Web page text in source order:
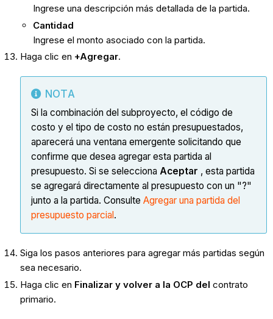
Ingrese una descripción más detallada de la partida.
Cantidad
Ingrese el monto asociado con la partida.
Haga clic en +Agregar.
NOTA
Si la combinación del subproyecto, el código de
costo y el tipo de costo no están presupuestados,
aparecerá una ventana emergente solicitando que
confirme que desea agregar esta partida al
presupuesto. Si se selecciona Aceptar , esta partida
se agregará directamente al presupuesto con un "?"
junto a la partida. Consulte Agregar una partida del
presupuesto parcial .
Siga los pasos anteriores para agregar más partidas según
sea necesario.
Haga clic en Finalizar y volver a la OCP del contrato
primario.